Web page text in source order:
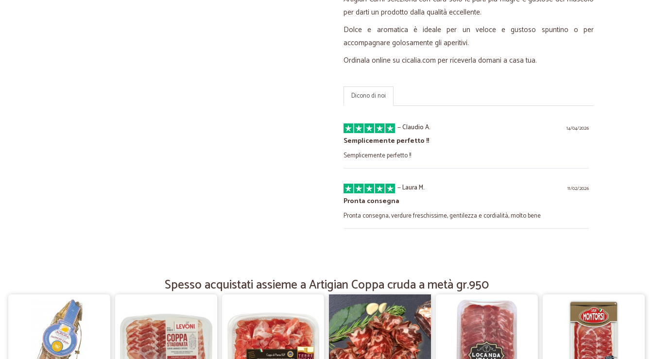
per darti un prodotto dalla qualità eccellente.
Dolce e aromatica è ideale per un veloce e gustoso spuntino o per
accompagnare golosamente gli aperitivi.
Ordinala online su cicalia.com per riceverla domani a casa tua.
Dicono di noi
14/04/2026
—Claudio A.
Semplicemente perfetto !!
Semplicemente perfetto !!
11/02/2026
—Laura M.
Pronta consegna
Pronta consegna, verdure freschissime, gentilezza e cordialità, molto bene
05/03/2025
—Gianfranco B.
Marmellata di pere Zuegg ottima da noi introvabile consegna ok
Ho trovato un prodotto da noi introvabile
Spesso acquistati assieme a Artigian Coppa cruda a metà gr.950